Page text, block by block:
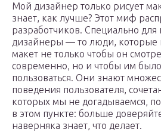
Мой дизайнер только рисует
знает, как лучше? Этот миф
разработчиков. Специально для
дизайнеры — то люди, которые
макет не только чтобы он
современно, но и чтобы им
пользоваться. Они знают
поведения пользователя,
которых мы не догадываемся,
в этом пункте: больше
наверняка знает, что делает.